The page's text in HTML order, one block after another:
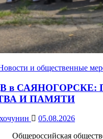
и общественные
в САЯНОГОРСКЕ:
И ПАМЯТИ
05.08.2026
Общероссийская